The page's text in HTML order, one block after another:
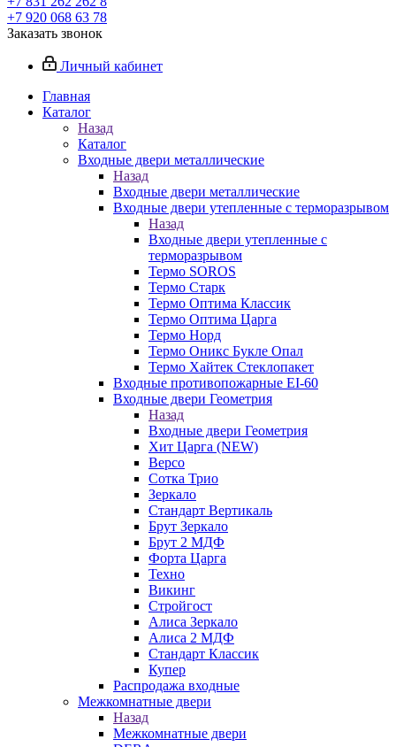
+7 920 068 63 78
Заказать звонок
Личный кабинет
Главная
Каталог
Назад
Каталог
Входные двери металлические
Назад
Входные двери металлические
Входные двери утепленные с терморазрывом
Назад
Входные двери утепленные с
терморазрывом
Термо SOROS
Термо Старк
Термо Оптима Классик
Термо Оптима Царга
Термо Норд
Термо Оникс Букле Опал
Термо Хайтек Стеклопакет
Входные противопожарные EI-60
Входные двери Геометрия
Назад
Входные двери Геометрия
Хит Царга (NEW)
Версо
Сотка Трио
Зеркало
Стандарт Вертикаль
Брут Зеркало
Брут 2 МДФ
Форта Царга
Техно
Викинг
Стройгост
Алиса Зеркало
Алиса 2 МДФ
Стандарт Классик
Купер
Распродажа входные
Межкомнатные двери
Назад
Межкомнатные двери